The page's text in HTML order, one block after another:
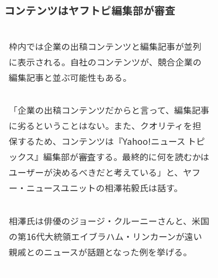
コンテンツはヤフトピ編集部が審査
枠内では企業の出稿コンテンツと編集記事が並列
に表示される。自社のコンテンツが、競合企業の
編集記事と並ぶ可能性もある。
「企業の出稿コンテンツだからと言って、編集記事
に劣るということはない。また、クオリティを担
保するため、コンテンツは『Yahoo!ニュース トピ
ックス』編集部が審査する。最終的に何を読むかは
ユーザーが決めるべきだと考えている」と、ヤフ
ー・ニュースユニットの相澤祐毅氏は話す。
相澤氏は俳優のジョージ・クルーニーさんと、米国
の第16代大統領エイブラハム・リンカーンが遠い
親戚とのニュースが話題となった例を挙げる。